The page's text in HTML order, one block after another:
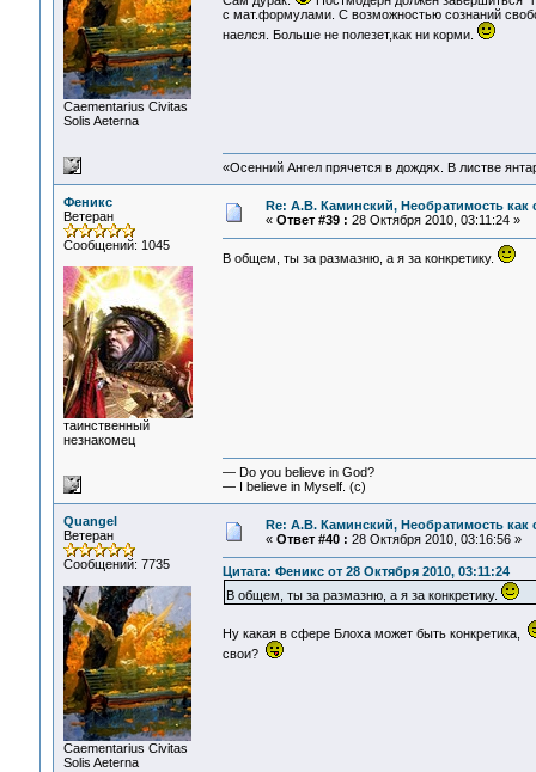
Сaementarius Civitas
Solis Aeterna
с мат.формулами. С возможностью сознаний
наелся. Больше не полезет,как ни корми.
«Осенний Ангел прячется в дождях. В листве
Феникс
Ветеран
Сообщений: 1045
таинственный
незнакомец
Re: А.В. Каминский, Необратимость как
« Ответ #39 : 28 Октября 2010, 03:11:24 »
В общем, ты за размазню, а я за конкретику.
— Do you believe in God?
— I believe in Myself. (c)
Quangel
Ветеран
Сообщений: 7735
Сaementarius Civitas
Solis Aeterna
Re: А.В. Каминский, Необратимость как
« Ответ #40 : 28 Октября 2010, 03:16:56 »
Цитата: Феникс от 28 Октября 2010, 03:11:24
В общем, ты за размазню, а я за конкретику.
Ну какая в сфере Блоха может быть конкретика,
свои?